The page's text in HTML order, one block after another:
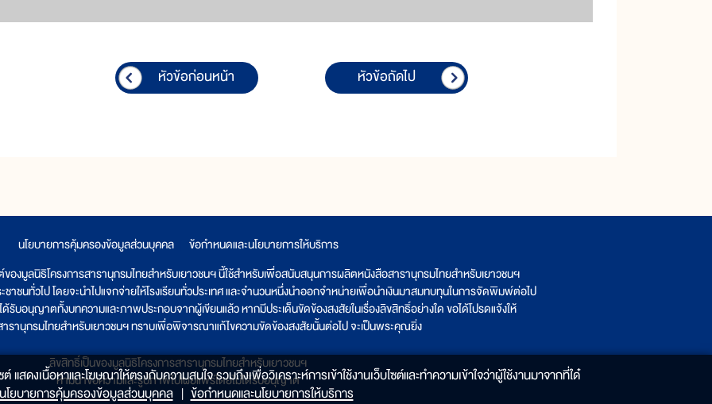
หัวข้อก่อนหน้า หัวข้อถัดไป
นโยบายการคุ้มครองข้อมูลส่วนบุคคล
ข้อกำหนดและนโยบายการให้บริการ
องมูลนิธิโครงการสารานุกรมไทยสำหรับเยาวชนฯ นี้ใช้สำหรับเพื่อสนับสนุนการผลิตหนังสือสารานุกรมไทยสำหรับเยาวชนฯ
ชาชนทั่วไป โดยจะนำไปแจกจ่ายให้โรงเรียนทั่วประเทศ และจำนวนหนึ่งนำออกจำหน่ายเพื่อนำเงินมาสมทบทุนในการจัดพิมพ์ต่อไป
รับอนุญาตทั้งบทความและภาพประกอบจากผู้เขียนแล้ว หากมีประเด็นขัดข้องสงสัยในเรื่องลิขสิทธิ์อย่างใด ขอได้โปรดแจ้งให้
รานุกรมไทยสำหรับเยาวชนฯ ทราบเพื่อพิจารณาแก้ไขความขัดข้องสงสัยนั้นต่อไป จะเป็นพระคุณยิ่ง
ลิขสิทธิ์เป็นของมูลนิธิโครงการสารานุกรมไทยสำหรับเยาวชนฯ
ห้ามนำข้อความและรูปภาพไปเผยแพร่โดยไม่ได้รับอนุญาต
สดงเนื้อหาและโฆษณาให้ตรงกับความสนใจ รวมถึงเพื่อวิเคราะห์การเข้าใช้งานเว็บไซต์และทำความเข้าใจว่าผู้ใช้งานมาจากที่ใด๋
โยบายการคุ้มครองข้อมูลส่วนบุคคล | ข้อกำหนดและนโยบายการให้บริการ